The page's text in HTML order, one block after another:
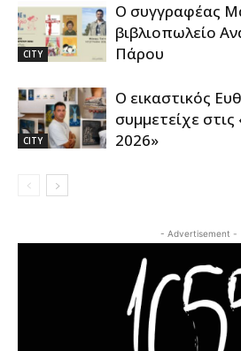
CITY
Ο συγγραφέας
βιβλιοπωλείο
Πάρου
CITY
Ο εικαστικός
συμμετείχε
2026»
- Advertisement -